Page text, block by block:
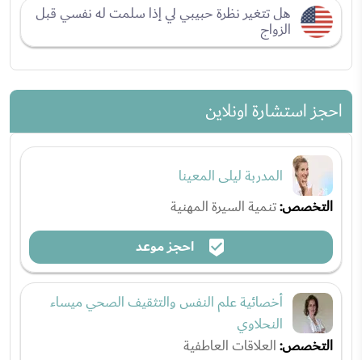
هل تتغير نظرة حبيبي لي إذا سلمت له نفسي قبل
الزواج
احجز استشارة اونلاين
المدربة ليلى المعينا
التخصص:تنمية السيرة المهنية
احجز موعد
أخصائية علم النفس والتثقيف الصحي ميساء
النحلاوي
التخصص:العلاقات العاطفية